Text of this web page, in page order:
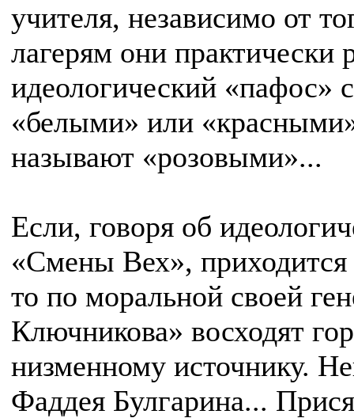
учителя, независимо от
лагерям они практически
идеологический «пафос»
«белыми» или
называют «розовыми»...
Если, говоря об
«Смены Вех», приходится
то по моральной своей
Ключникова» восходят
низменному источнику.
Фаддея Булгарина...